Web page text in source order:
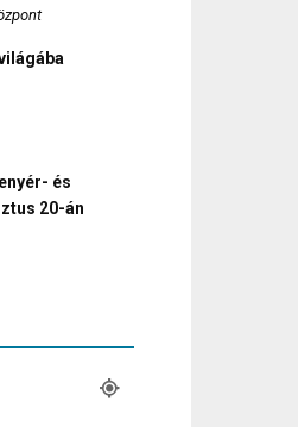
és
20-án